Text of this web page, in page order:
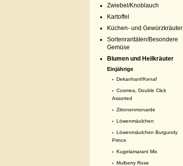
Zwiebel/Knoblauch
Kartoffel
Küchen- und Gewürzkräuter
Sortenraritäten/Besondere
Gemüse
Blumen und Heilkräuter
Einjährige
› Dekanhanf/Kenaf
› Cosmea, Double Click
Assorted
› Zitronenmonarde
› Löwenmäulchen
› Löwenmäulchen Burgundy
Prince
› Kugelamarant Mix
› Mulberry Rose